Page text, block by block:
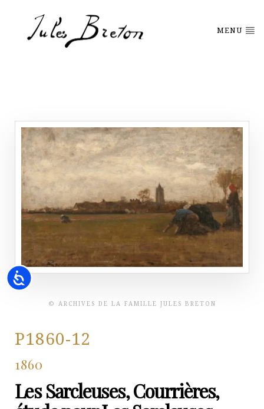
Accessibility
MENU
© ARCHIVES DE LA FAMILLE JULES BRETON
P1860-12
1860
Les Sarcleuses, Courrières,